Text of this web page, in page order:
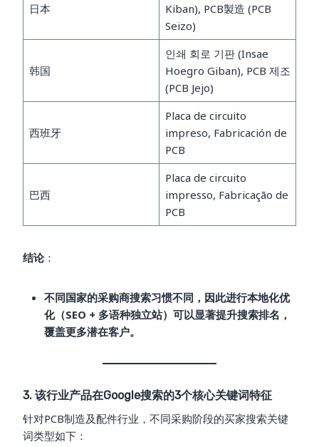
日本
Kiban), PCB製造 (PCB
Seizo)
韩国
인쇄 회로 기판 (Insae
Hoegro Giban), PCB 제조
(PCB Jejo)
西班牙
Placa de circuito
impreso, Fabricación de
PCB
巴西
Placa de circuito
impresso, Fabricação de
PCB
结论：
不同国家的采购商搜索习惯不同，因此进行本地化优
化（SEO + 多语种独立站）可以显著提升搜索排名，
覆盖更多潜在客户。
3. 该行业产品在Google搜索的3个核心关键词特征
针对PCB制造及配件行业，不同采购阶段的买家搜索关键
词类型如下：